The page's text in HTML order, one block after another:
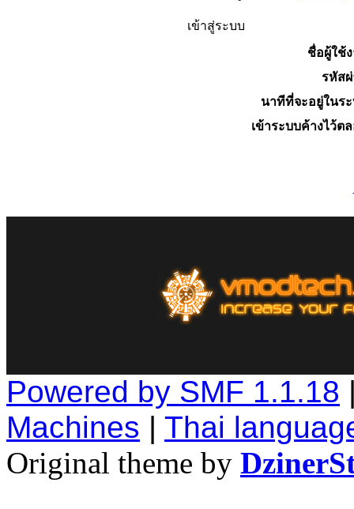
เข้าสู่ระบบ
ชื่อผู้ใช้
รหัส
นาทีที่จะอยู่ในร
เข้าระบบค้างไว้ต
Powered by SMF 1.1.18
Machines | Thai
Original theme by